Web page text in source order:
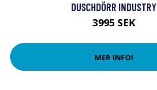
DUSCHDÖRR INDUSTRY
3995 SEK
MER INFO!